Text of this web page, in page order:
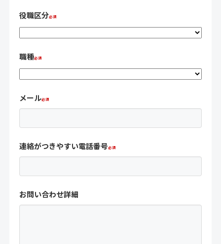
役職区分
職種
メール
連絡がつきやすい電話番号
お問い合わせ詳細